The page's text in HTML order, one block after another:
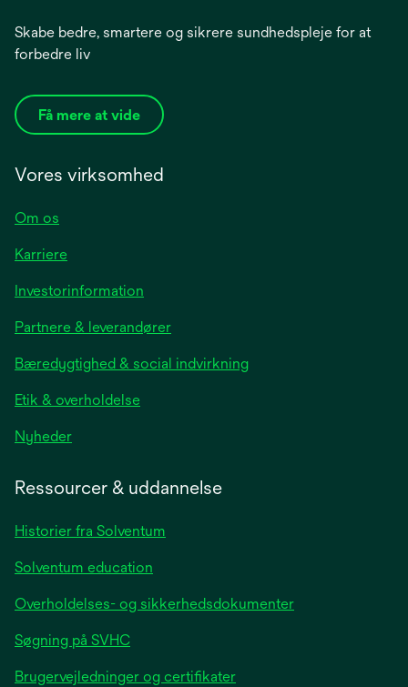
Skabe bedre, smartere og sikrere sundhedspleje for at
forbedre liv
Få mere at vide
Vores virksomhed
Om os
Karriere
Investorinformation
a
new
Partnere & leverandører
Bæredygtighed & social indvirkning
Etik & overholdelse
Nyhederopens
tab
Ressourcer & uddannelse
Historier fra Solventum
Solventum education
Overholdelses- og sikkerhedsdokumenter
Søgning på SVHC
Brugervejledninger og certifikater